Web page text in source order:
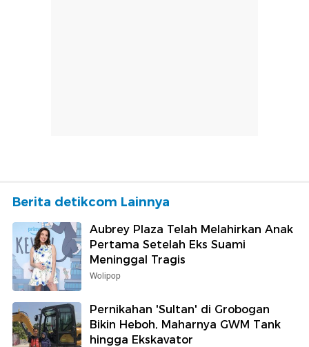
Berita detikcom Lainnya
Aubrey Plaza Telah Melahirkan Anak
Pertama Setelah Eks Suami
Meninggal Tragis
Wolipop
Pernikahan 'Sultan' di Grobogan
Bikin Heboh, Maharnya GWM Tank
hingga Ekskavator